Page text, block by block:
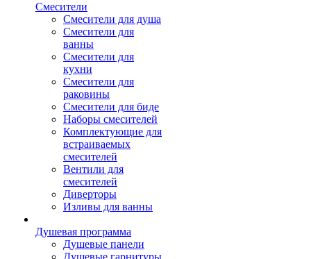
Смесители
Смесители для душа
Смесители для
ванны
Смесители для
кухни
Смесители для
раковины
Смесители для биде
Наборы смесителей
Комплектующие для
встраиваемых
смесителей
Вентили для
смесителей
Диверторы
Изливы для ванны
Душевая программа
Душевые панели
Душевые гарнитуры